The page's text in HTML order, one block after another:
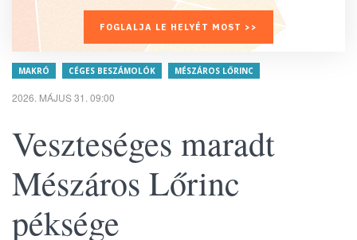
FOGLALJA LE HELYÉT MOST >>
MAKRÓ CÉGES BESZÁMOLÓK MÉSZÁROS LŐRINC
2026. MÁJUS 31. 09:00
Veszteséges maradt
Mészáros Lőrinc
péksége